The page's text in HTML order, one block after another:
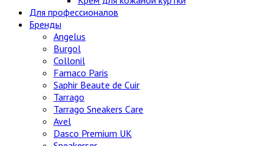
Для профессионалов
Бренды
Angelus
Burgol
Collonil
Famaco Paris
Saphir Beaute de Cuir
Tarrago
Tarrago Sneakers Care
Avel
Dasco Premium UK